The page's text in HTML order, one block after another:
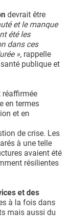
devrait être
et le manque
été les
dans ces
», rappelle
publique et
réaffirmée
en termes
et en
de crise. Les
à une telle
avaient été
résilientes
et des
à la fois dans
mais aussi du